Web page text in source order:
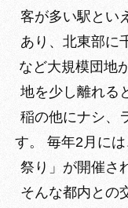
客が多い駅とい
あり、北東部に
など大規模団地
地を少し離れる
稲の他にナシ、
す。 毎年2月に
祭り」が開催さ
そんな都内との